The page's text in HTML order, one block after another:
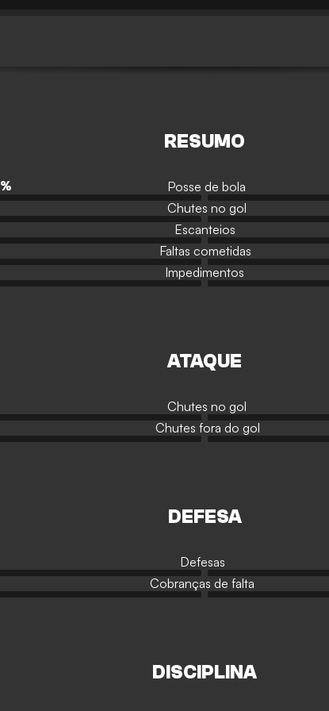
RESUMO
% Posse de bola
Chutes no gol
Escanteios
Faltas cometidas
Impedimentos
ATAQUE
Chutes no gol
Chutes fora do gol
DEFESA
Defesas
Cobranças de falta
DISCIPLINA